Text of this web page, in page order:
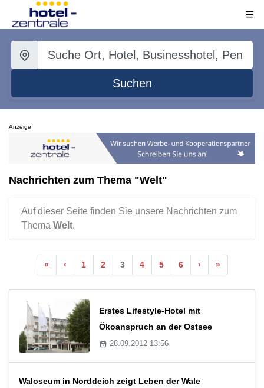
Suchen
Anzeige
Nachrichten zum Thema "Welt"
Auf dieser Seite finden Sie unsere Nachrichten zum
Thema Welt.
« ‹ 1 2 3 4 5 6 › »
Erstes Lifestyle-Hotel mit
Ökoanspruch an der Ostsee
28.09.2012 13:56
Waloseum in Norddeich zeigt Leben der Wale